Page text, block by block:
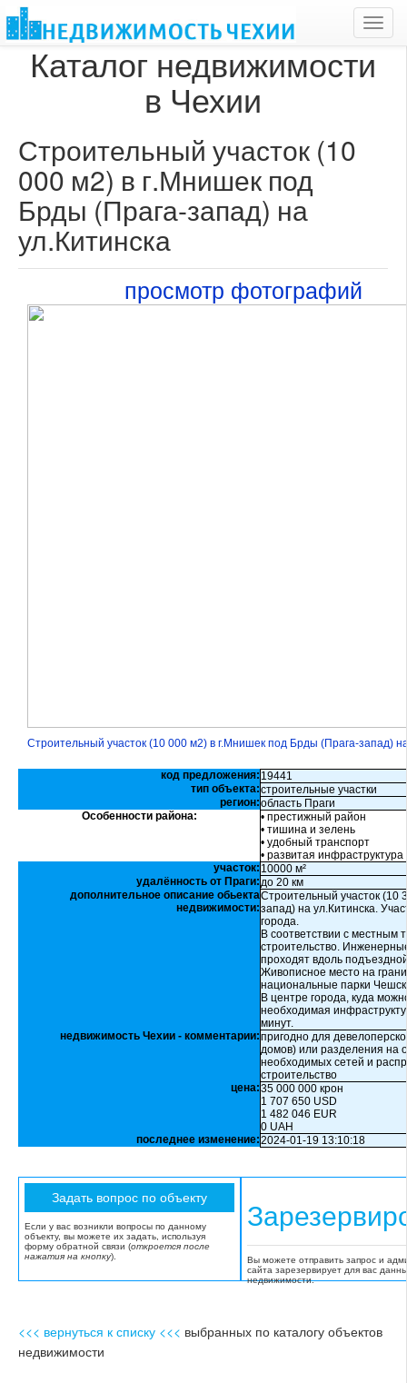
Каталог недвижимости
в Чехии
Строительный участок (10
000 м2) в г.Мнишек под
Брды (Прага-запад) на
ул.Китинска
просмотр фотографий
Строительный участок (10 000 м2) в г.Мнишек под Брды (Прага-запад)
код предложения: 19441
тип объекта:строительные участки
регион:область Праги
Особенности района:
• престижный район
• тишина и зелень
• удобный транспорт
• развитая инфраструктура
участок: 10000 м²
удалённость от Праги:до 20 км
дополнительное описание обьекта
недвижимости:
Строительный участок (10
запад) на ул.Китинска.
города.
В соответствии с местным
строительство.
проходят вдоль
Живописное место на
национальные парки
В центре города, куда
необходимая
минут.
недвижимость Чехии - комментарии:пригодно для
домов) или разделения на
необходимых сетей и
строительство
цена:35 000 000 крон
1 707 650 USD
1 482 046 EUR
0 UAH
последнее изменение:2024-01-19 13:10:18
Если у вас возникли вопросы по данному
объекту, вы можете их задать, используя
форму обратной связи (откроется после
нажатия на кнопку).
Вы можете отправить запрос и
сайта зарезервирует для вас
недвижимости.
<<< вернуться к списку <<< выбранных по каталогу объектов
недвижимости